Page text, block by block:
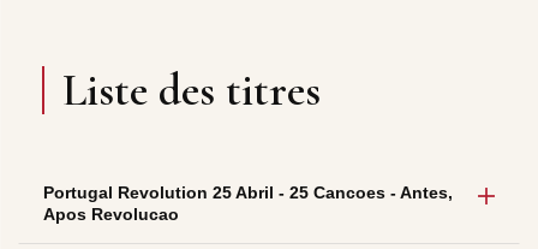
Liste des titres
Portugal Revolution 25 Abril - 25 Cancoes - Antes,
Apos Revolucao